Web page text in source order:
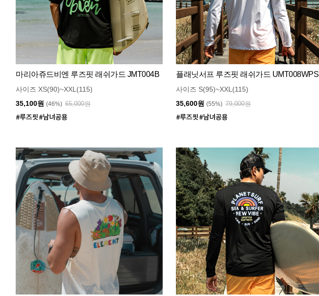
마리아쥬드비엔 루즈핏 래쉬가드 JMT004B
사이즈 XS(90)~XXL(115)
35,100원 (46%) 65,000원
플래닛서프 루즈핏 래쉬가드 UMT008WPS
사이즈 S(95)~XXL(115)
35,600원 (55%) 79,000원